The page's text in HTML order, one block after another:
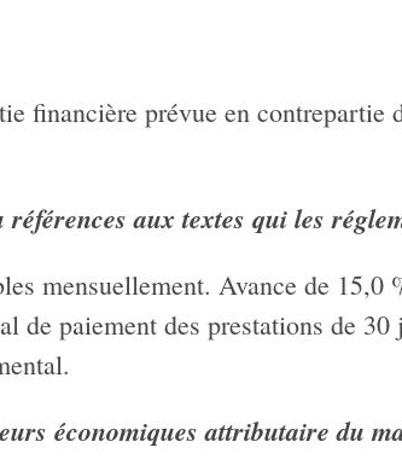
financière prévue en contrepartie
aux textes qui les
mensuellement. Avance de 15,0
de paiement des prestations de 30
économiques attributaire du